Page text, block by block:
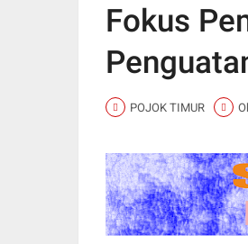
Fokus
POJOK TIMUR